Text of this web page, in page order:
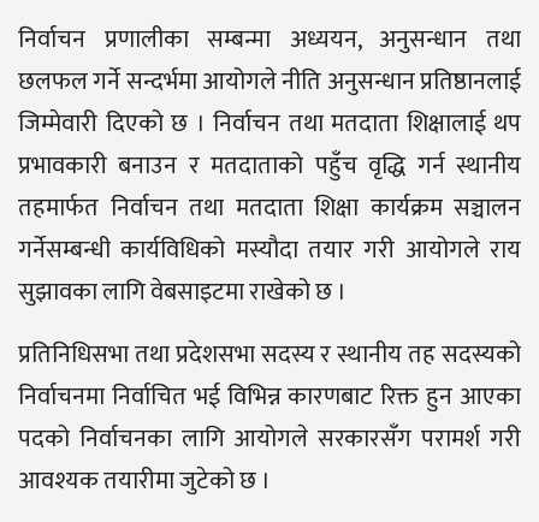
निर्वाचन प्रणालीका सम्बन्मा अध्ययन, अनुसन्धान तथा
छलफल गर्ने सन्दर्भमा आयोगले नीति अनुसन्धान प्रतिष्ठानलाई
जिम्मेवारी दिएको छ । निर्वाचन तथा मतदाता शिक्षालाई थप
प्रभावकारी बनाउन र मतदाताको पहुँच वृद्धि गर्न स्थानीय
तहमार्फत निर्वाचन तथा मतदाता शिक्षा कार्यक्रम सञ्चालन
गर्नेसम्बन्धी कार्यविधिको मस्यौदा तयार गरी आयोगले राय
सुझावका लागि वेबसाइटमा राखेको छ ।
प्रतिनिधिसभा तथा प्रदेशसभा सदस्य र स्थानीय तह सदस्यको
निर्वाचनमा निर्वाचित भई विभिन्न कारणबाट रिक्त हुन आएका
पदको निर्वाचनका लागि आयोगले सरकारसँग परामर्श गरी
आवश्यक तयारीमा जुटेको छ ।